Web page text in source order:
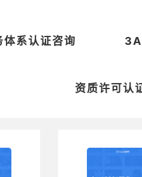
体系认证咨询
资质许可认